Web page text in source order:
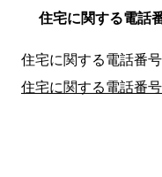
住宅に関する電話
住宅に関する電話番
住宅に関する電話番